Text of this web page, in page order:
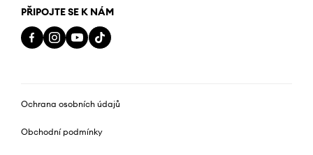
PŘIPOJTE SE K NÁM
Ochrana osobních údajů
Obchodní podmínky